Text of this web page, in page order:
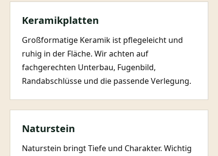
Keramikplatten
Großformatige Keramik ist pflegeleicht und
ruhig in der Fläche. Wir achten auf
fachgerechten Unterbau, Fugenbild,
Randabschlüsse und die passende Verlegung.
Naturstein
Naturstein bringt Tiefe und Charakter. Wichtig